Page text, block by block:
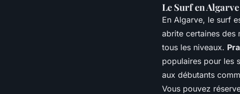
Le Surf en
En Algarve, le surf
abrite certaines des
tous les niveaux.
populaires pour les
aux débutants
Vous pouvez